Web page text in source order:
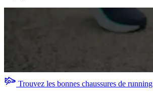
Trouvez les bonnes chaussures de running